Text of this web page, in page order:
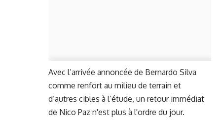
Avec l’arrivée annoncée de Bernardo Silva
comme renfort au milieu de terrain et
d’autres cibles à l’étude, un retour immédiat
de Nico Paz n'est plus à l'ordre du jour.